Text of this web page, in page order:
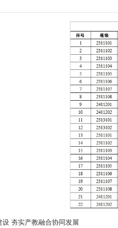
夯实产教融合协同发展